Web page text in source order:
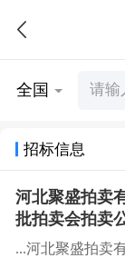
全国
招标信息
河北聚盛拍卖
批拍卖会拍卖
...河北聚盛拍卖